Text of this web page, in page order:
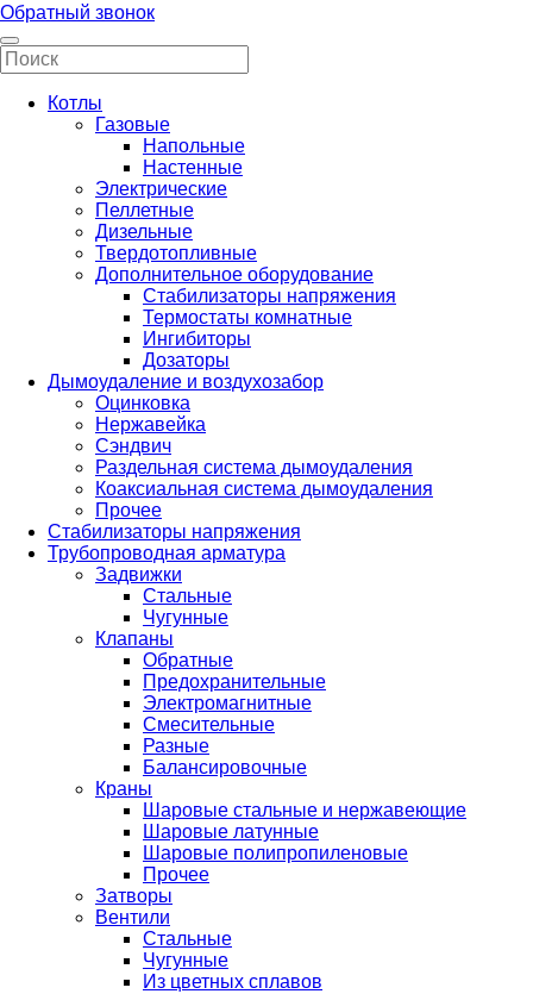
Обратный звонок
Котлы
Газовые
Напольные
Настенные
Электрические
Пеллетные
Дизельные
Твердотопливные
Дополнительное оборудование
Стабилизаторы напряжения
Термостаты комнатные
Ингибиторы
Дозаторы
Дымоудаление и воздухозабор
Оцинковка
Нержавейка
Сэндвич
Раздельная система дымоудаления
Коаксиальная система дымоудаления
Прочее
Стабилизаторы напряжения
Трубопроводная арматура
Задвижки
Стальные
Чугунные
Клапаны
Обратные
Предохранительные
Электромагнитные
Смесительные
Разные
Балансировочные
Краны
Шаровые стальные и нержавеющие
Шаровые латунные
Шаровые полипропиленовые
Прочее
Затворы
Вентили
Стальные
Чугунные
Из цветных сплавов